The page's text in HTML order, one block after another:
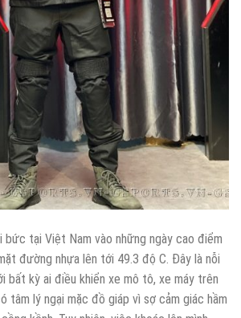
bức tại Việt Nam vào những ngày cao điểm
đường nhựa lên tới 49.3 độ C. Đây là nỗi
bất kỳ ai điều khiển xe mô tô, xe máy trên
tâm lý ngại mặc đồ giáp vì sợ cảm giác hầm